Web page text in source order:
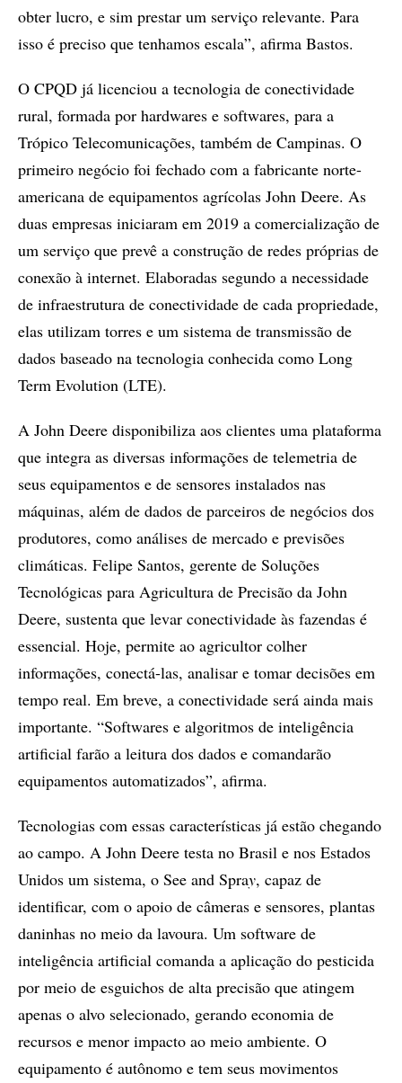
obter lucro, e sim prestar um serviço relevante. Para
isso é preciso que tenhamos escala”, afirma Bastos.
O CPQD já licenciou a tecnologia de conectividade
rural, formada por hardwares e softwares, para a
Trópico Telecomunicações, também de Campinas. O
primeiro negócio foi fechado com a fabricante norte-
americana de equipamentos agrícolas John Deere. As
duas empresas iniciaram em 2019 a comercialização de
um serviço que prevê a construção de redes próprias de
conexão à internet. Elaboradas segundo a necessidade
de infraestrutura de conectividade de cada propriedade,
elas utilizam torres e um sistema de transmissão de
dados baseado na tecnologia conhecida como Long
Term Evolution (LTE).
A John Deere disponibiliza aos clientes uma plataforma
que integra as diversas informações de telemetria de
seus equipamentos e de sensores instalados nas
máquinas, além de dados de parceiros de negócios dos
produtores, como análises de mercado e previsões
climáticas. Felipe Santos, gerente de Soluções
Tecnológicas para Agricultura de Precisão da John
Deere, sustenta que levar conectividade às fazendas é
essencial. Hoje, permite ao agricultor colher
informações, conectá-las, analisar e tomar decisões em
tempo real. Em breve, a conectividade será ainda mais
importante. “Softwares e algoritmos de inteligência
artificial farão a leitura dos dados e comandarão
equipamentos automatizados”, afirma.
Tecnologias com essas características já estão chegando
ao campo. A John Deere testa no Brasil e nos Estados
Unidos um sistema, o See and Spray, capaz de
identificar, com o apoio de câmeras e sensores, plantas
daninhas no meio da lavoura. Um software de
inteligência artificial comanda a aplicação do pesticida
por meio de esguichos de alta precisão que atingem
apenas o alvo selecionado, gerando economia de
recursos e menor impacto ao meio ambiente. O
equipamento é autônomo e tem seus movimentos